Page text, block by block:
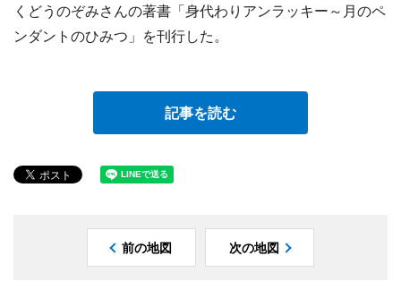
くどうのぞみさんの著書「身代わりアンラッキー～月のペ
ンダントのひみつ」を刊行した。
記事を読む
前の地図 次の地図